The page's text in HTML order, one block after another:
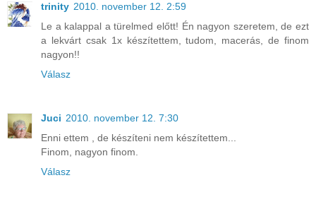
trinity 2010. november 12. 2:59
Le a kalappal a türelmed előtt! Én nagyon szeretem, de ezt
a lekvárt csak 1x készítettem, tudom, macerás, de finom
nagyon!!
Válasz
Juci 2010. november 12. 7:30
Enni ettem , de készíteni nem készítettem...
Finom, nagyon finom.
Válasz